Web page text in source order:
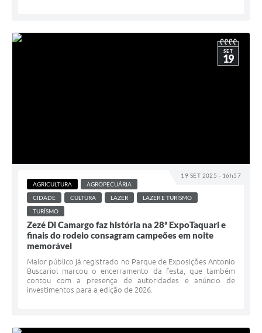
19 SET 2025 - 16h57
SET
19
AGRICULTURA
AGROPECUÁRIA
CIDADE
CULTURA LAZER
LAZER E TURÍSMO
TURÍSMO
Zezé Di Camargo faz história na 28ª ExpoTaquari e
finais do rodeio consagram campeões em noite
memorável
Maior público já registrado no Parque de Exposições Antonio
Buscariol marcou o encerramento da festa, que também
contou com a presença de autoridades e anúncio de
investimentos para a edição de 2026.